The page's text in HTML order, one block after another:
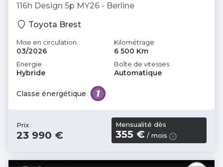
116h Design 5p MY26 - Berline
Toyota Brest
Mise en circulation
03/2026
Kilométrage
6 500 Km
Energie
Hybride
Boîte de vitesses
Automatique
Classe énergétique
Prix
23 990 €
Mensualité dès
355 € / mois